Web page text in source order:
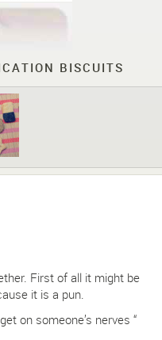
BISCUITS
First of all it might be
it is a pun.
on someone’s nerves “